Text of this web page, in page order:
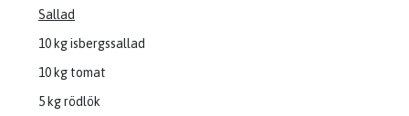
Sallad
10 kg isbergssallad
10 kg tomat
5 kg rödlök